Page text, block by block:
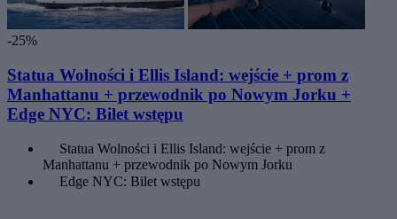
-25%
Statua Wolności i Ellis Island: wejście + prom z
Manhattanu + przewodnik po Nowym Jorku +
Edge NYC: Bilet wstępu
Statua Wolności i Ellis Island: wejście + prom z
Manhattanu + przewodnik po Nowym Jorku
Edge NYC: Bilet wstępu